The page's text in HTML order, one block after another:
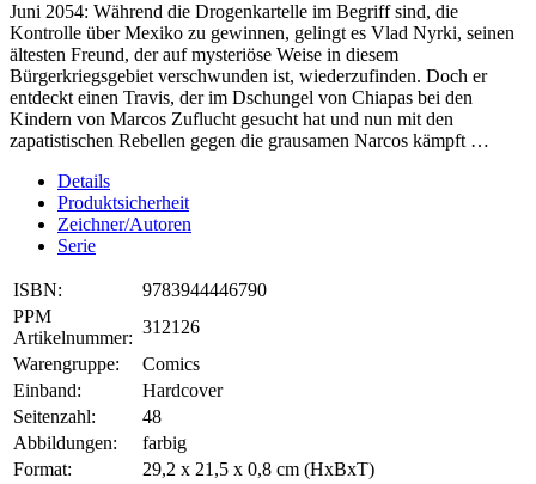
Juni 2054: Während die Drogenkartelle im Begriff sind, die
Kontrolle über Mexiko zu gewinnen, gelingt es Vlad Nyrki, seinen
ältesten Freund, der auf mysteriöse Weise in diesem
Bürgerkriegsgebiet verschwunden ist, wiederzufinden. Doch er
entdeckt einen Travis, der im Dschungel von Chiapas bei den
Kindern von Marcos Zuflucht gesucht hat und nun mit den
zapatistischen Rebellen gegen die grausamen Narcos kämpft …
Details
Produktsicherheit
Zeichner/Autoren
Serie
ISBN:
9783944446790
PPM
Artikelnummer:
312126
Warengruppe:
Comics
Einband:
Hardcover
Seitenzahl:
48
Abbildungen:
farbig
Format:
29,2 x 21,5 x 0,8 cm (HxBxT)